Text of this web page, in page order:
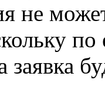
не
по